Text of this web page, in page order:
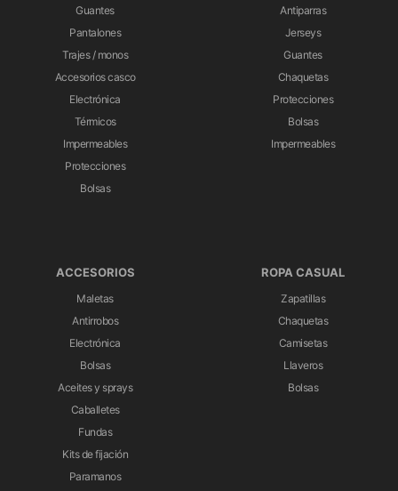
Guantes
Pantalones
Trajes / monos
Accesorios casco
Electrónica
Térmicos
Impermeables
Protecciones
Bolsas
Antiparras
Jerseys
Guantes
Chaquetas
Protecciones
Bolsas
Impermeables
ACCESORIOS
Maletas
Antirrobos
Electrónica
Bolsas
Aceites y sprays
Caballetes
Fundas
Kits de fijación
Paramanos
ROPA CASUAL
Zapatillas
Chaquetas
Camisetas
Llaveros
Bolsas